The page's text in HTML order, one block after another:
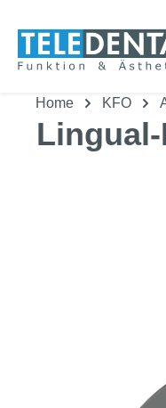
Home KFO